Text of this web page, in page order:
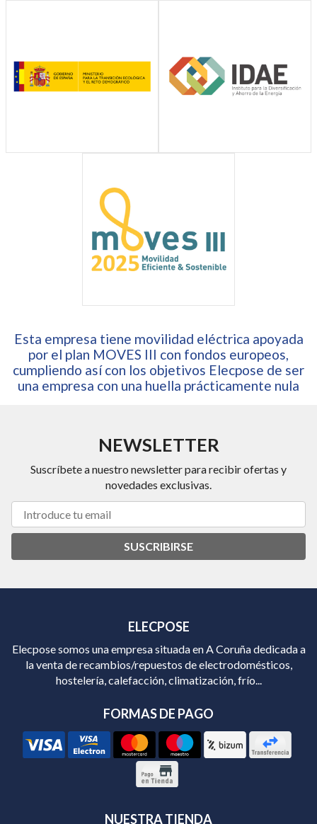
Esta empresa tiene movilidad eléctrica apoyada
por el plan MOVES III con fondos europeos,
cumpliendo así con los objetivos Elecpose de ser
una empresa con una huella prácticamente nula
NEWSLETTER
Suscríbete a nuestro newsletter para recibir ofertas y
novedades exclusivas.
SUSCRIBIRSE
ELECPOSE
Elecpose somos una empresa situada en A Coruña dedicada a
la venta de recambios/repuestos de electrodomésticos,
hostelería, calefacción, climatización, frío...
FORMAS DE PAGO
NUESTRA TIENDA